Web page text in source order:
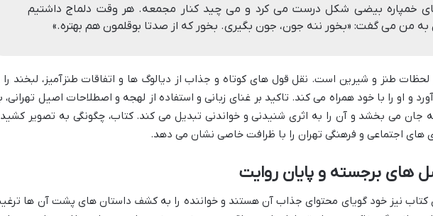
خمپاره بیضی شکل درست می کرد و می چید کنار مجمعه. هر وقت دلماج داشتیم
به من می گفت: «بخور ننه جون، جون بگیری. بخور که از صدتا بوقلمون هم بهتره.»
لحظات طنز و شیرین است. نقل قول های کوتاه و جذاب از دیالوگ ها و اتفاقات طنزآمیز، لبخند را
و او را با خود همراه می کند. تاکید بر غنای زبانی و استفاده از لهجه و اصطلاحات اصیل تهرانی،
جان می بخشد و آن را به اثری شنیدنی و خواندنی تبدیل می کند. کتاب، چگونگی به تصویر
های اجتماعی و فرهنگی تهران را با ظرافت خاصی نشان می دهد.
های برجسته و پایان روایت
نیز خود گویای محتوای جذاب آن هستند و خواننده را به کشف داستان های پشت آن ها